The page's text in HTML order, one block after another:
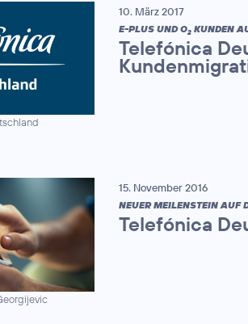
10. März 2017
E-PLUS UND O2 KUNDEN
Telefónica
15. November 2016
NEUER MEILENSTEIN AUF
Telefónica